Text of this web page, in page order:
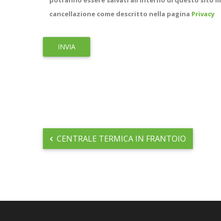
cancellazione come descritto nella pagina Privacy
CENTRALE TERMICA IN FRANTOIO